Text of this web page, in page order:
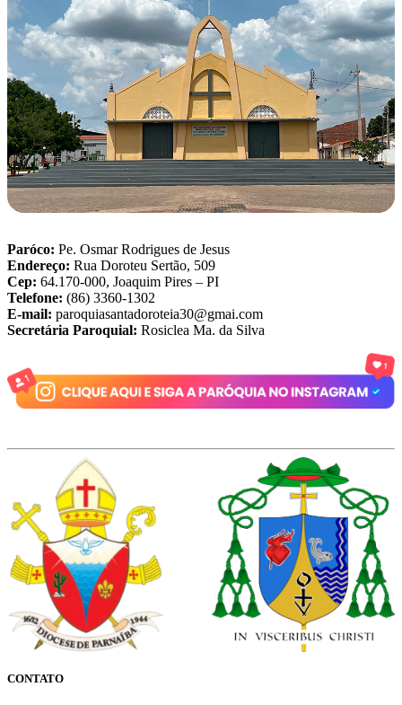
Paróco: Pe. Osmar Rodrigues de Jesus
Endereço: Rua Doroteu Sertão, 509
Cep: 64.170-000, Joaquim Pires – PI
Telefone: (86) 3360-1302
E-mail: paroquiasantadoroteia30@gmai.com
Secretária Paroquial: Rosiclea Ma. da Silva
CONTATO